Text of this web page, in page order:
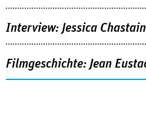
Interview: Jessica
Filmgeschichte: Jean